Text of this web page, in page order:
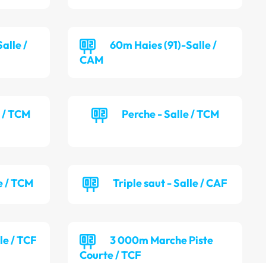
/
60m Haies (91)-Salle /
CAM
TCM Perche - Salle / TCM
/ TCM Triple saut - Salle / CAF
/ TCF
3 000m Marche Piste
Courte / TCF